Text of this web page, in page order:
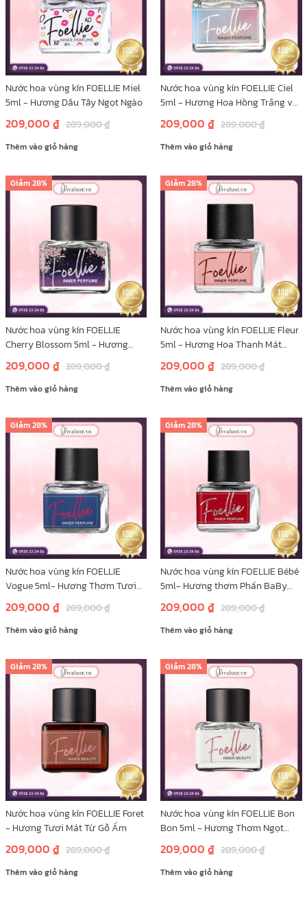
Nước hoa vùng kín FOELLIE Miel
5ml - Hương Dâu Tây Ngọt Ngào
289,000₫
209,000 ₫
Thêm vào giỏ hàng
Nước hoa vùng kín FOELLIE Ciel
5ml - Hương Hoa Hồng Trắng và
Mẫu Đơn
289,000₫
209,000 ₫
Thêm vào giỏ hàng
Giảm28%
Nước hoa vùng kín FOELLIE
Cherry Blossom 5ml - Hương
Hoa Anh Đào Sang Trọng
289,000₫
209,000 ₫
Thêm vào giỏ hàng
Giảm28%
Nước hoa vùng kín FOELLIE Fleur
5ml - Hương Hoa Thanh Mát
Ngọt Dịu
289,000₫
209,000 ₫
Thêm vào giỏ hàng
Giảm28%
Nước hoa vùng kín FOELLIE
Vogue 5ml- Hương Thơm Tươi
Mát Nhẹ Dịu
289,000₫
209,000 ₫
Thêm vào giỏ hàng
Giảm28%
Nước hoa vùng kín FOELLIE Bébé
5ml- Hương thơm Phấn BaBy
Đáng Yêu
289,000₫
209,000 ₫
Thêm vào giỏ hàng
Giảm28%
Nước hoa vùng kín FOELLIE Foret
- Hương Tươi Mát Từ Gỗ Ấm
289,000₫
209,000 ₫
Thêm vào giỏ hàng
Giảm28%
Nước hoa vùng kín FOELLIE Bon
Bon 5ml - Hương Thơm Ngọt
Ngào Từ Trái Cây
289,000₫
209,000 ₫
Thêm vào giỏ hàng